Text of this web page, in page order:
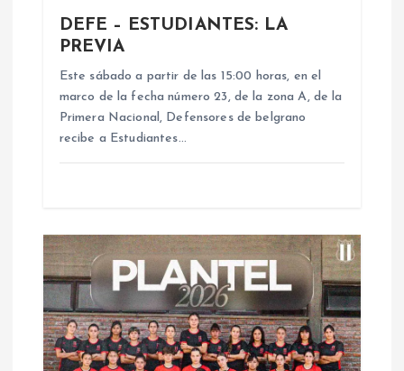
d
a
s
DEFE – ESTUDIANTES: LA
PREVIA
Este sábado a partir de las 15:00 horas, en el
marco de la fecha número 23, de la zona A, de la
Primera Nacional, Defensores de belgrano
recibe a Estudiantes…